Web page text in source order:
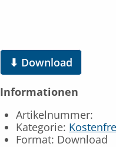
⬇ Download
Informationen
Artikelnummer:
Kategorie:
Format: Download